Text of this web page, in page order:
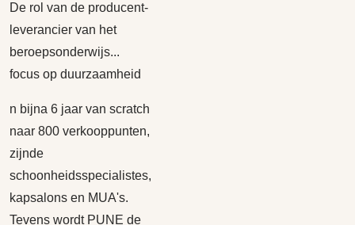
De rol van de producent-
leverancier van het
beroepsonderwijs...
focus op duurzaamheid
n bijna 6 jaar van scratch
naar 800 verkooppunten,
zijnde
schoonheidsspecialistes,
kapsalons en MUA's.
Tevens wordt PUNE de